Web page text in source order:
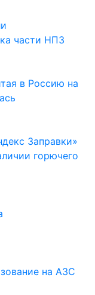
части НПЗ
в Россию на
Заправки»
горючего
на АЗС